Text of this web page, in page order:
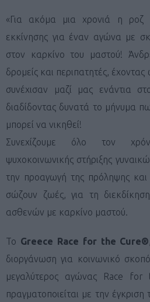
«Για ακόμα μια χρονιά η ροζ
εκκίνησης για έναν αγώνα με
στον καρκίνο του μαστού!
δρομείς και περιπατητές,
συνέχισαν μαζί μας ενάντια
διαδίδοντας δυνατά το μήνυμα
μπορεί να νικηθεί!
Συνεχίζουμε όλο τον
ψυχοκοινωνικής στήριξης
την προαγωγή της πρόληψης και
σώζουν ζωές, για τη
ασθενών με καρκίνο μαστού.
Το Greece Race for the Cure®
διοργάνωση για κοινωνικό
μεγαλύτερος αγώνας Race
πραγματοποιείται με την